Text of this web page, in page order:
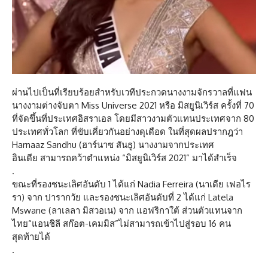
ผ่านไปเป็นที่เรียบร้อยสำหรับเวทีประกวดนางงามจักรวาลที่แฟน
นางงามต่างจับตา Miss Universe 2021 หรือ มิสยูนิเวิร์ส ครั้งที่ 70
ที่จัดขึ้นที่ประเทศอิสราเอล โดยมีสาวงามตัวแทนประเทศจาก 80
ประเทศทั่วโลก ที่ขับเคี่ยวกันอย่างดุเดือด ในที่สุดผลปรากฎว่า
Harnaaz Sandhu (ฮาร์นาซ สันธู) นางงามจากประเทศ
อินเดีย สามารถคว้าตำแหน่ง “มิสยูนิเวิร์ส 2021” มาได้สำเร็จ
.
ขณะที่รองชนะเลิศอันดับ 1 ได้แก่ Nadia Ferreira (นาเดีย เฟอไร
รา) จาก ปารากวัย และรองชนะเลิศอันดับที่ 2 ได้แก่ Latela
Mswane (ลาเลลา มิสวอเน) จาก แอฟริกาใต้ ส่วนตัวแทนจาก
ไทย“แอนชิลี สก๊อต-เคมมิส”ไม่สามารถเข้าไปสู่รอบ 16 คน
สุดท้ายได้
.